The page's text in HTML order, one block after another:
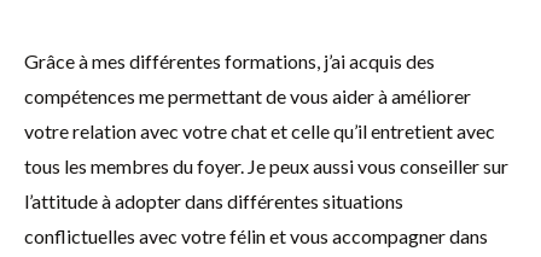
Grâce à mes différentes formations, j’ai acquis des
compétences me permettant de vous aider à améliorer
votre relation avec votre chat et celle qu’il entretient avec
tous les membres du foyer. Je peux aussi vous conseiller sur
l’attitude à adopter dans différentes situations
conflictuelles avec votre félin et vous accompagner dans